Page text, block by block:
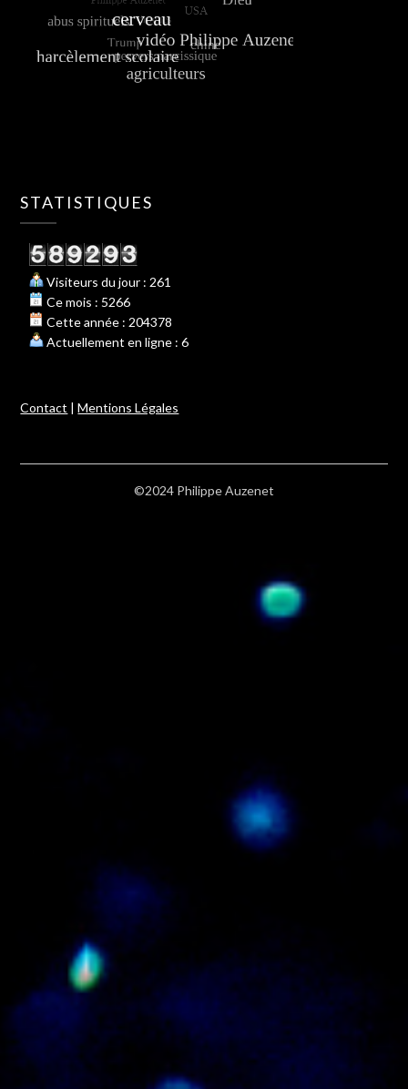
STATISTIQUES
Visiteurs du jour : 261
Ce mois : 5266
Cette année : 204378
Actuellement en ligne : 6
Contact |Mentions Légales
©2024 Philippe Auzenet